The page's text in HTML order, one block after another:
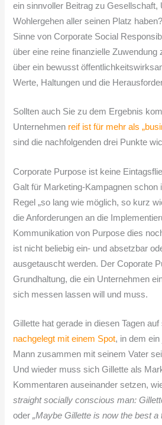
ein sinnvoller Beitrag zu Gesellschaft,
Wohlergehen aller seinen Platz
Sinne von Corporate Social
über eine reine finanzielle Zuwendung
über ein bewusst
Werte, Haltungen und die
Sollten auch Sie zu dem Ergebnis
Unternehmen reif ist für mehr als
sind die nachfolgenden drei Punkte
Corporate Purpose ist keine
Galt für Marketing-Kampagnen schon
Regel „so lang wie möglich, so kurz
die Anforderungen an die
Kommunikation von Purpose dies
ist nicht beliebig ein- und absetzbar
ausgetauscht werden. Der Coporate
Grundhaltung, die ein Unternehmen
sich messen lassen will und muss.
Gillette hat gerade in diesen Tagen
nachgelegt mit einem Spot, in dem
Mann zusammen mit seinem Vater
Und wieder muss sich Gillette als
Kommentaren auseinander setzen,
straight socially conscious man:
oder„Maybe Gillette is now the best